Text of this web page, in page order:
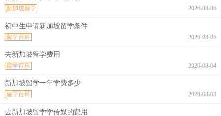
2026-08-06
新加坡留学
初中生申请新加坡留学条件
2026-08-05
留学百科
去新加坡留学费用
2026-08-04
留学百科
新加坡留学一年学费多少
2026-08-03
留学百科
去新加坡留学学传媒的费用